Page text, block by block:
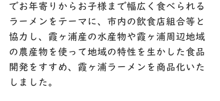
でお年寄りからお子様まで幅広く食べられる
ラーメンをテーマに、市内の飲食店組合等と
協力し、霞ヶ浦産の水産物や霞ヶ浦周辺地域
の農産物を使って地域の特性を生かした食品
開発をすすめ、霞ヶ浦ラーメンを商品化いた
しました。